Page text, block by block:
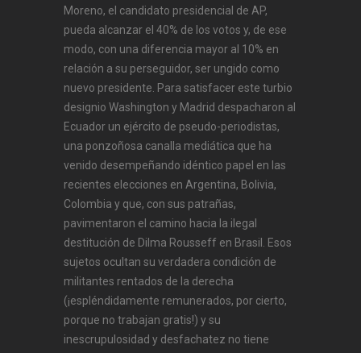
Moreno, el candidato presidencial de AP,
pueda alcanzar el 40% de los votos y, de ese
modo, con una diferencia mayor al 10% en
relación a su perseguidor, ser ungido como
nuevo presidente. Para satisfacer este turbio
designio Washington y Madrid despacharon al
Ecuador un ejército de pseudo-periodistas,
una ponzoñosa canalla mediática que ha
venido desempeñando idéntico papel en las
recientes elecciones en Argentina, Bolivia,
Colombia y que, con sus patrañas,
pavimentaron el camino hacia la ilegal
destitución de Dilma Rousseff en Brasil. Esos
sujetos ocultan su verdadera condición de
militantes rentados de la derecha
(¡espléndidamente remunerados, por cierto,
porque no trabajan gratis!) y su
inescrupulosidad y desfachatez no tiene